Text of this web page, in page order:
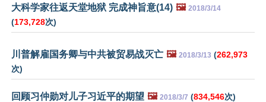
大科学家往返天堂地狱 完成神旨意(14) 🖼️ 2018/3/14
(173,728次)
川普解雇国务卿与中共被贸易战灭亡 🖼️ 2018/3/13 (262,973
次)
回顾习仲勋对儿子习近平的期望 🖼️ 2018/3/7 (834,546次)